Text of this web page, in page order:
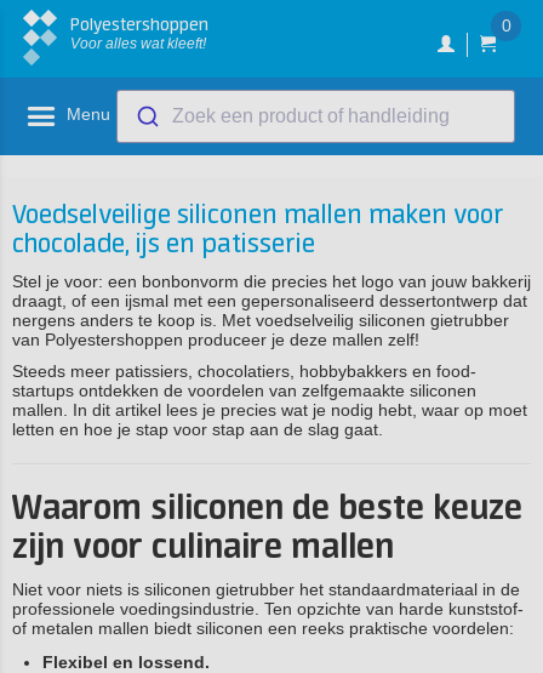
Polyestershoppen
Voor alles wat kleeft!
0
Menu Zoek een product of handleiding
Voedselveilige siliconen mallen maken voor
chocolade, ijs en patisserie
Stel je voor: een bonbonvorm die precies het logo van jouw bakkerij
draagt, of een ijsmal met een gepersonaliseerd dessertontwerp dat
nergens anders te koop is. Met voedselveilig siliconen gietrubber
van Polyestershoppen produceer je deze mallen zelf!
Steeds meer patissiers, chocolatiers, hobbybakkers en food-
startups ontdekken de voordelen van zelfgemaakte siliconen
mallen. In dit artikel lees je precies wat je nodig hebt, waar op moet
letten en hoe je stap voor stap aan de slag gaat.
Waarom siliconen de beste keuze
zijn voor culinaire mallen
Niet voor niets is siliconen gietrubber het standaardmateriaal in de
professionele voedingsindustrie. Ten opzichte van harde kunststof-
of metalen mallen biedt siliconen een reeks praktische voordelen:
Flexibel en lossend.